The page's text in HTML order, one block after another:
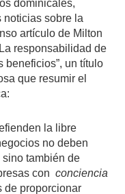
dominicales,
noticias sobre la
artículo de Milton
responsabilidad de
beneficios”, un título
que resumir el
la libre
no deben
también de
con conciencia
de proporcionar